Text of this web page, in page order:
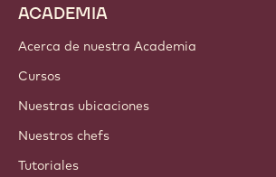
ACADEMIA
Acerca de nuestra Academia
Cursos
Nuestras ubicaciones
Nuestros chefs
Tutoriales